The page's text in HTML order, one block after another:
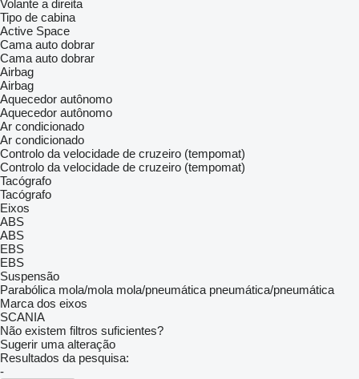
Volante a direita
Tipo de cabina
Active Space
Cama auto dobrar
Cama auto dobrar
Airbag
Airbag
Aquecedor autônomo
Aquecedor autônomo
Ar condicionado
Ar condicionado
Controlo da velocidade de cruzeiro (tempomat)
Controlo da velocidade de cruzeiro (tempomat)
Tacógrafo
Tacógrafo
Eixos
ABS
ABS
EBS
EBS
Suspensão
Parabólica mola/mola mola/pneumática pneumática/pneumática
Marca dos eixos
SCANIA
Não existem filtros suficientes?
Sugerir uma alteração
Resultados da pesquisa:
-